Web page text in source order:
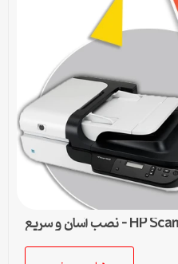
دانلود درایور اسکنر HP Scanjet N6310 – نصب آسان و سریع